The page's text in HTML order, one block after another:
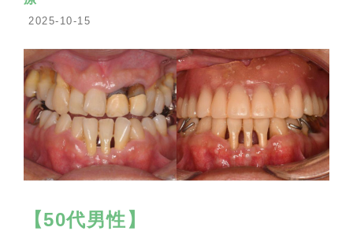
2025-10-15
【50代男性】